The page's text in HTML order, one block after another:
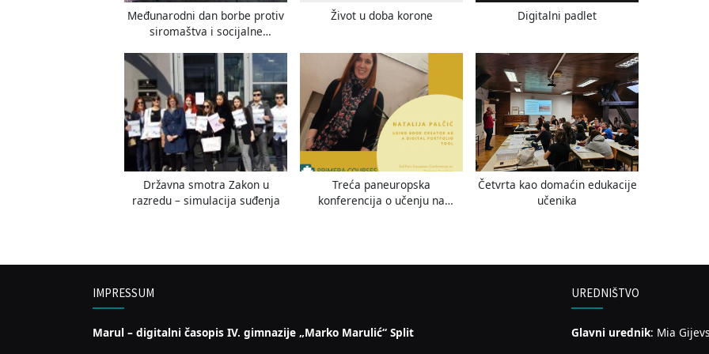
t
Međunarodni dan borbe protiv
siromaštva i socijalne
Život u doba korone Digitalni padlet
Državna smotra Zakon u
razredu – simulacija suđenja
Treća paneuropska
konferencija o učenju na
Četvrta kao domaćin edukacije
učenika
IMPRESSUM
Marul – digitalni časopis IV. gimnazije „Marko Marulić“ Split
UREDNIŠTVO
Glavni urednik: Mia